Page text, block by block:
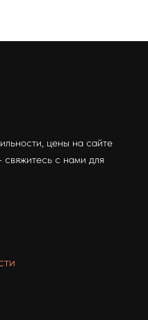
цены на сайте
свяжитесь с нами для